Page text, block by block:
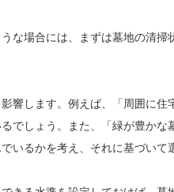
な場合には、まずは墓地の清掃
響します。例えば、「周囲に住
でしょう。また、「緑が豊かな
いるかを考え、それに基づいて